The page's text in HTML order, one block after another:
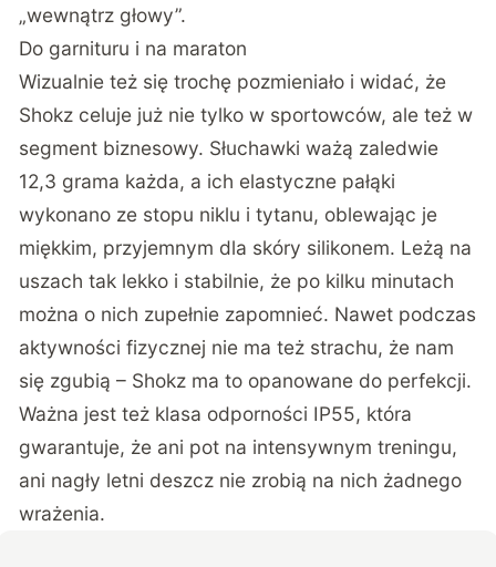
„wewnątrz głowy”.
Do garnituru i na maraton
Wizualnie też się trochę pozmieniało i widać, że
Shokz celuje już nie tylko w sportowców, ale też w
segment biznesowy. Słuchawki ważą zaledwie
12,3 grama każda, a ich elastyczne pałąki
wykonano ze stopu niklu i tytanu, oblewając je
miękkim, przyjemnym dla skóry silikonem. Leżą na
uszach tak lekko i stabilnie, że po kilku minutach
można o nich zupełnie zapomnieć. Nawet podczas
aktywności fizycznej nie ma też strachu, że nam
się zgubią – Shokz ma to opanowane do perfekcji.
Ważna jest też klasa odporności IP55, która
gwarantuje, że ani pot na intensywnym treningu,
ani nagły letni deszcz nie zrobią na nich żadnego
wrażenia.